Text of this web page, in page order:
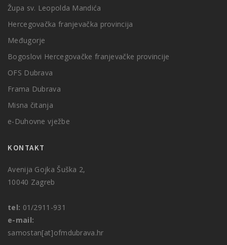
Župa sv. Leopolda Mandića
Hercegovačka franjevačka provincija
Međugorje
Bogoslovi Hercegovačke franjevačke provincije
OFS Dubrava
Frama Dubrava
Misna čitanja
e-Duhovne vježbe
KONTAKT
Avenija Gojka Šuška 2,
10040 Zagreb
tel: 01/2911-931
e-mail:
samostan[at]ofmdubrava.hr